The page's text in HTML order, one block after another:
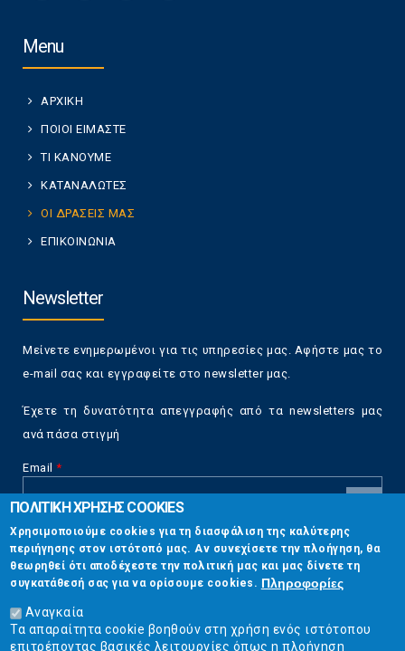
Menu
ΑΡΧΙΚΗ
ΠΟΙΟΙ ΕΙΜΑΣΤΕ
ΤΙ ΚΑΝΟΥΜΕ
ΚΑΤΑΝΑΛΩΤΕΣ
ΟΙ ΔΡΑΣΕΙΣ ΜΑΣ
ΕΠΙΚΟΙΝΩΝΙΑ
Newsletter
Μείνετε ενημερωμένοι για τις υπηρεσίες μας. Αφήστε μας το
e-mail σας και εγγραφείτε στο newsletter μας.
Έχετε τη δυνατότητα απεγγραφής από τα newsletters μας
ανά πάσα στιγμή
Email *
CAPTCHA
This
question is
for testing
whether or
not you are a
human visitor
and to
Επικοινωνία
Στουρνάρη 17, Αθήνα 10683
2103304444
ΠΟΛΙΤΙΚΗ ΧΡΗΣΗΣ COOKIES
Χρησιμοποιούμε cookies για τη διασφάλιση της καλύτερης
περιήγησης στον ιστότοπό μας. Αν συνεχίσετε την πλοήγηση, θα
θεωρηθεί ότι αποδέχεστε την πολιτική μας και μας δίνετε τη
συγκατάθεσή σας για να ορίσουμε cookies. Πληροφορίες
Αναγκαία
Τα απαραίτητα cookie βοηθούν στη χρήση ενός ιστότοπου
επιτρέποντας βασικές λειτουργίες όπως η πλοήγηση